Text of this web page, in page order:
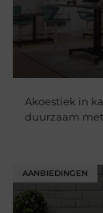
Akoestiek in
duurzaam
AANBIEDINGEN